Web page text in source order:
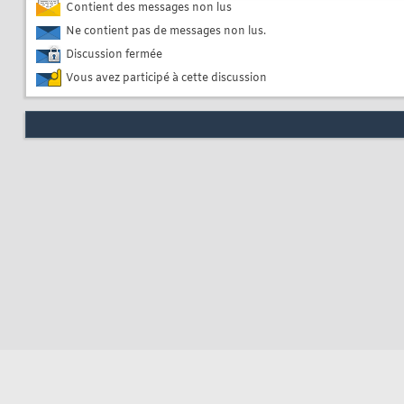
Contient des messages non lus
Ne contient pas de messages non lus.
Discussion fermée
Vous avez participé à cette discussion